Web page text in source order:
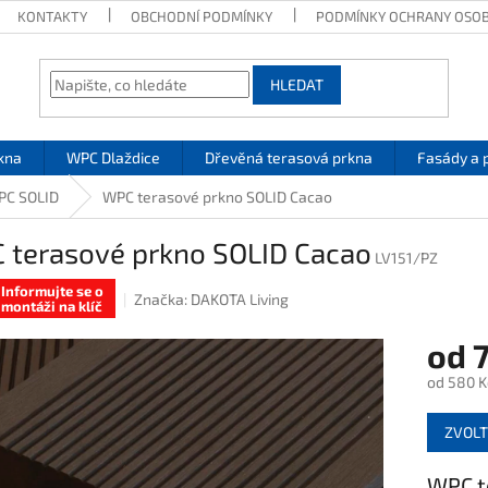
KONTAKTY OBCHODNÍ PODMÍNKY PODMÍNKY OCHRANY
HLEDAT
WPC Dlaždice Dřevěná terasová prkna Fasády a
SOLID WPC terasové prkno SOLID Cacao
terasové prkno SOLID Cacao LV151/PZ
Informujte se o
montáži na klíč
Značka: DAKOTA Living
od
od 580
Měrná
cena: